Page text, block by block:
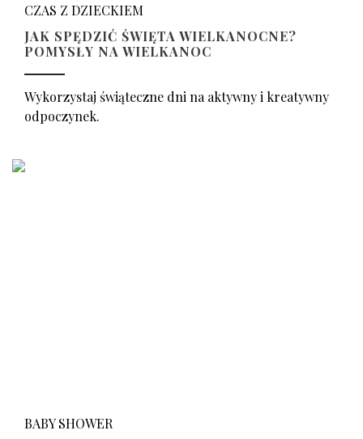
CZAS Z DZIECKIEM
JAK SPĘDZIĆ ŚWIĘTA WIELKANOCNE?
POMYSŁY NA WIELKANOC
Wykorzystaj świąteczne dni na aktywny i kreatywny
odpoczynek.
BABY SHOWER